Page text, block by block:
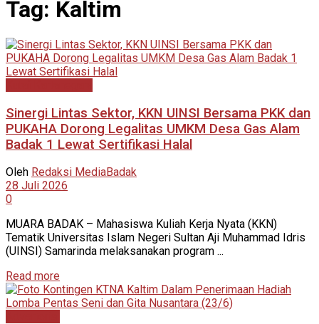
Tag: Kaltim
Sinergi Lintas Sektor, KKN UINSI Bersama PKK dan
PUKAHA Dorong Legalitas UMKM Desa Gas Alam
Badak 1 Lewat Sertifikasi Halal
Oleh Redaksi MediaBadak
28 Juli 2026
0
MUARA BADAK – Mahasiswa Kuliah Kerja Nyata (KKN)
Tematik Universitas Islam Negeri Sultan Aji Muhammad Idris
(UINSI) Samarinda melaksanakan program ...
Read more